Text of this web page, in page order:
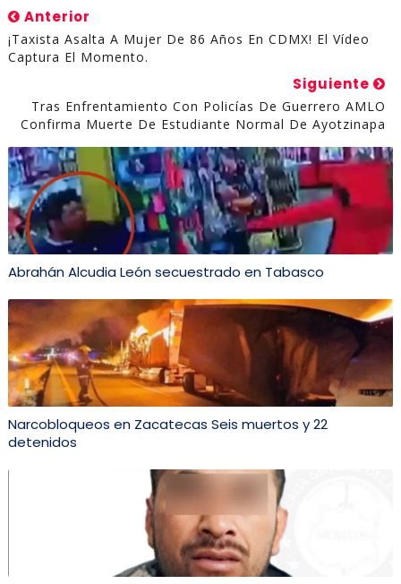
Anterior
¡Taxista Asalta A Mujer De 86 Años En CDMX! El Vídeo
Captura El Momento.
Siguiente
Tras Enfrentamiento Con Policías De Guerrero AMLO
Confirma Muerte De Estudiante Normal De Ayotzinapa
Abrahán Alcudia León secuestrado en Tabasco
Narcobloqueos en Zacatecas Seis muertos y 22
detenidos